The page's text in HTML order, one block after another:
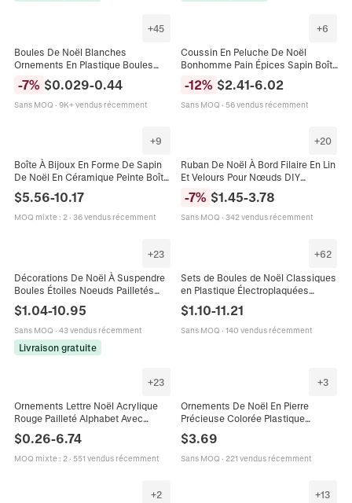
+45
Boules De Noël Blanches
Ornements En Plastique Boules
Suspendues Pour Décoration De
Sapin De Noël Brillant Mat Pailleté
Décoration De Fête
-7% $0.029-0.44
Sans MOQ · 9K+ vendus récemment
+6
Coussin En Peluche De Noël
Bonhomme Pain Épices Sapin Boîte
Cadeau Couronne Rembourrage
Doux Décor Fête Cadeau
Vacances
-12% $2.41-6.02
Sans MOQ · 56 vendus récemment
+9
Boîte À Bijoux En Forme De Sapin
De Noël En Céramique Peinte Boîte
À Bibelots Avec Figurine D'Ours En
Peluche Rangement À Charnière
Décor Cadeau
$5.56-10.17
MOQ mixte: 2· 36 vendus récemment
+20
Ruban De Noël À Bord Filaire En Lin
Et Velours Pour Nœuds DIY
Emballage De Cadeaux Et
Décoration De Sapin Décor Festif
-7% $1.45-3.78
Sans MOQ · 342 vendus récemment
+23
Décorations De Noël À Suspendre
Boules Étoiles Noeuds Pailletés
Champagne Or Argent Pour Fête De
Vacances Maison Décor
$1.04-10.95
Sans MOQ · 43 vendus récemment
Livraison gratuite
+62
Sets de Boules de Noël Classiques
en Plastique Électroplaquées
Brillantes Mates Pailletées
Décoration Suspendue pour Arbre
Ornements de Fête Pack Cadeau
$1.10-11.21
Sans MOQ · 140 vendus récemment
+23
Ornements Lettre Noël Acrylique
Rouge Pailleté Alphabet Avec
Bonnet Noël Pour Arbre Noël
Décoration Maison
$0.26-6.74
MOQ mixte: 2· 551 vendus récemment
+3
Ornements De Noël En Pierre
Précieuse Colorée Plastique
Acrylique Taille Émeraude
Transparente Pendentifs Décoratifs
Suspendus
$3.69
Sans MOQ · 221 vendus récemment
+2 +13